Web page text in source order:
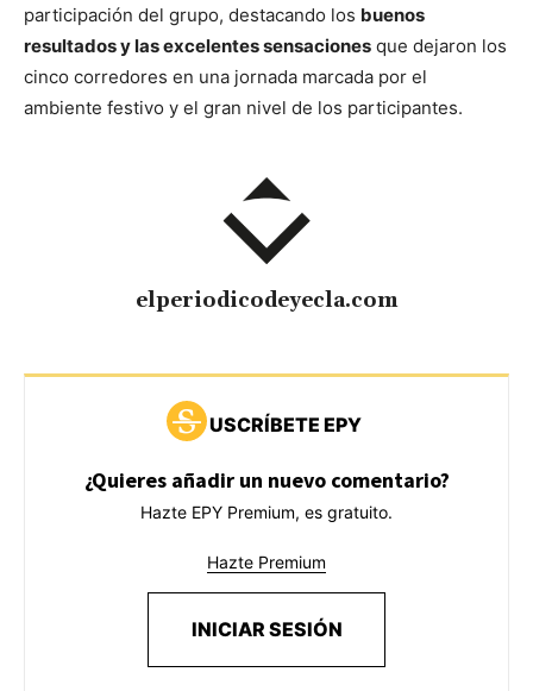
participación del grupo, destacando los buenos
resultados y las excelentes sensaciones que dejaron los
cinco corredores en una jornada marcada por el
ambiente festivo y el gran nivel de los participantes.
elperiodicodeyecla.com
USCRÍBETE EPY
¿Quieres añadir un nuevo comentario?
Hazte EPY Premium, es gratuito.
Hazte Premium
INICIAR SESIÓN